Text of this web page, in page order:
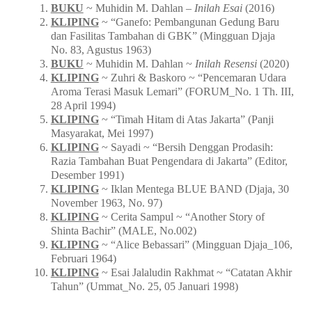
BUKU ~ Muhidin M. Dahlan – Inilah Esai(2016)
KLIPING~ “Ganefo: Pembangunan Gedung Baru
dan Fasilitas Tambahan di GBK” (Mingguan Djaja
No. 83, Agustus 1963)
BUKU ~ Muhidin M. Dahlan ~ Inilah Resensi(2020)
KLIPING~ Zuhri & Baskoro ~ “Pencemaran Udara
Aroma Terasi Masuk Lemari” (FORUM_No. 1 Th. III,
28 April 1994)
KLIPING~ “Timah Hitam di Atas Jakarta” (Panji
Masyarakat, Mei 1997)
KLIPING~ Sayadi ~ “Bersih Denggan Prodasih:
Razia Tambahan Buat Pengendara di Jakarta” (Editor,
Desember 1991)
KLIPING~ Iklan Mentega BLUE BAND (Djaja, 30
November 1963, No. 97)
KLIPING~ Cerita Sampul ~ “Another Story of
Shinta Bachir” (MALE, No.002)
KLIPING~ “Alice Bebassari” (Mingguan Djaja_106,
Februari 1964)
KLIPING~ Esai Jalaludin Rakhmat ~ “Catatan Akhir
Tahun” (Ummat_No. 25, 05 Januari 1998)